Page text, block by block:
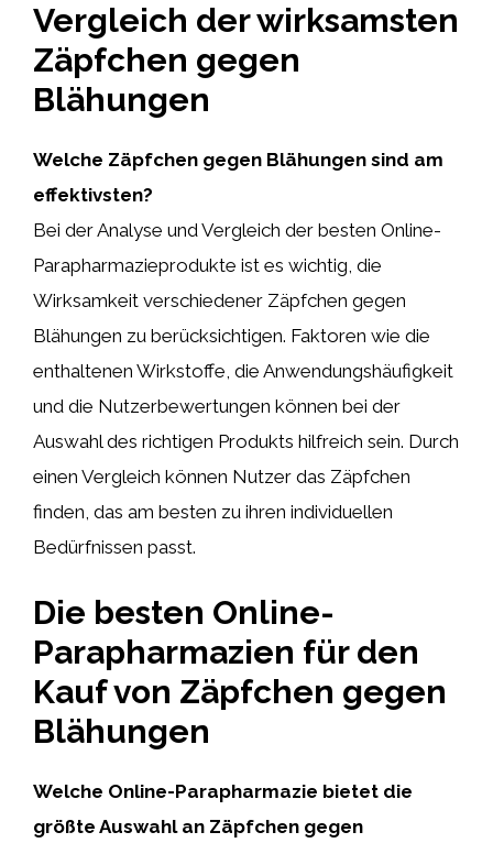
Vergleich der wirksamsten
Zäpfchen gegen
Blähungen
Welche Zäpfchen gegen Blähungen sind am
effektivsten?
Bei der Analyse und Vergleich der besten Online-
Parapharmazieprodukte ist es wichtig, die
Wirksamkeit verschiedener Zäpfchen gegen
Blähungen zu berücksichtigen. Faktoren wie die
enthaltenen Wirkstoffe, die Anwendungshäufigkeit
und die Nutzerbewertungen können bei der
Auswahl des richtigen Produkts hilfreich sein. Durch
einen Vergleich können Nutzer das Zäpfchen
finden, das am besten zu ihren individuellen
Bedürfnissen passt.
Die besten Online-
Parapharmazien für den
Kauf von Zäpfchen gegen
Blähungen
Welche Online-Parapharmazie bietet die
größte Auswahl an Zäpfchen gegen